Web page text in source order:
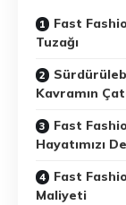
Fast
Tuzağı
Kavramın
Fast
Hayatımızı
Fast
Maliyeti